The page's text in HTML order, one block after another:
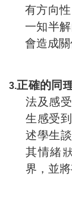
有方向
一知半
會造成關
3.正確的同
法及感
生感受
述學生
其情緒
界，並